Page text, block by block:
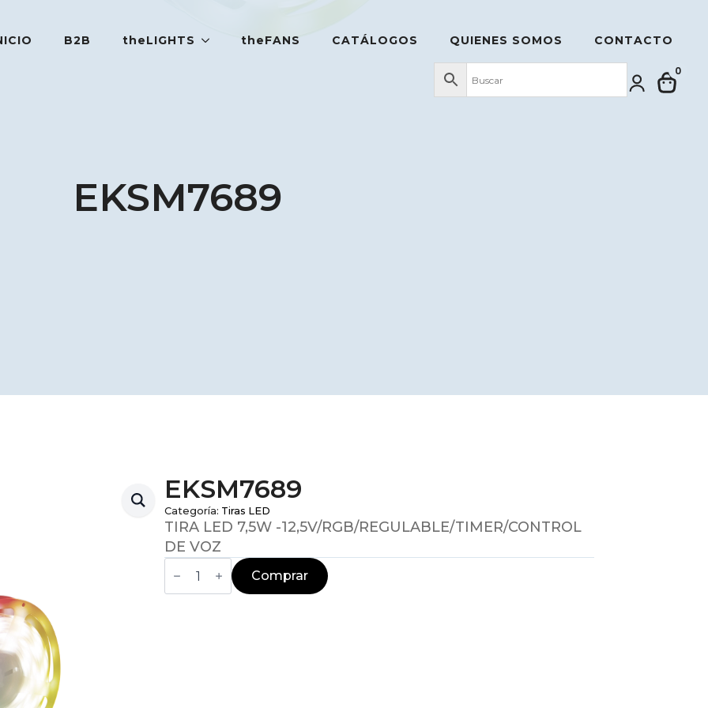
B2B theLIGHTS theFANS CATÁLOGOS QUIENES SOMOS CONTACTO
0
EKSM7689
EKSM7689
Categoría: Tiras LED
TIRA LED 7,5W -12,5V/RGB/REGULABLE/TIMER/CONTROL
DE VOZ
EKSM7689
cantidad
Comprar